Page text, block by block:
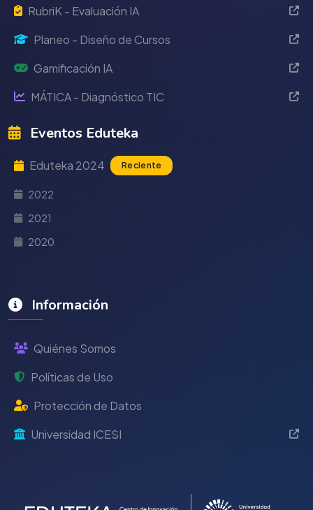
RubriK - Evaluación IA
Planeo - Diseño de Cursos
Gamificación IA
MÁTICA - Diagnóstico TIC
Eventos Eduteka
Eduteka 2024 Reciente
2022
2021
2020
Información
Quiénes Somos
Políticas de Uso
Protección de Datos
Universidad ICESI